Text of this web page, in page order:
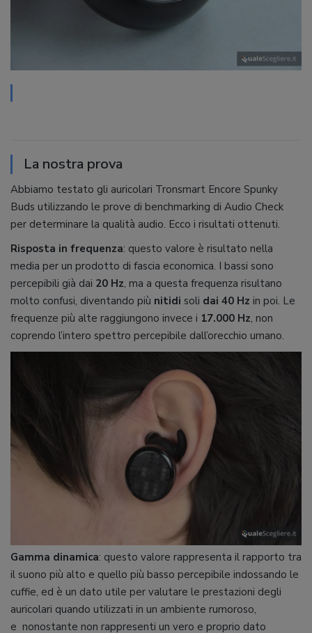
La nostra prova
Abbiamo testato gli auricolari Tronsmart Encore Spunky
Buds utilizzando le prove di benchmarking di Audio Check
per determinare la qualità audio. Ecco i risultati ottenuti.
Risposta in frequenza: questo valore è risultato nella
media per un prodotto di fascia economica. I bassi sono
percepibili già dai 20 Hz, ma a questa frequenza risultano
molto confusi, diventando più nitidi soli dai 40 Hz in poi. Le
frequenze più alte raggiungono invece i 17.000 Hz, non
coprendo l’intero spettro percepibile dall’orecchio umano.
Gamma dinamica: questo valore rappresenta il rapporto tra
il suono più alto e quello più basso percepibile indossando le
cuffie, ed è un dato utile per valutare le prestazioni degli
auricolari quando utilizzati in un ambiente rumoroso,
e nonostante non rappresenti un vero e proprio dato